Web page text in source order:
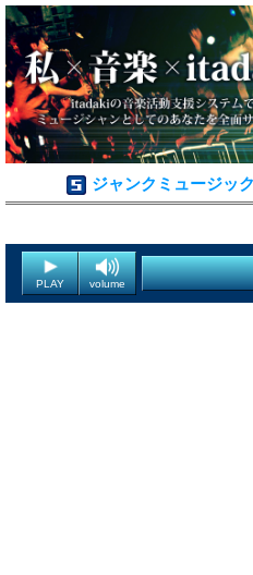
ジャンクミュージック
PLAY volume